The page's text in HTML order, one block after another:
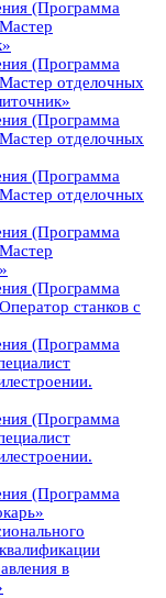
(Программа
(Программа
отделочных
(Программа
отделочных
(Программа
отделочных
(Программа
(Программа
станков с
(Программа
(Программа
(Программа
в